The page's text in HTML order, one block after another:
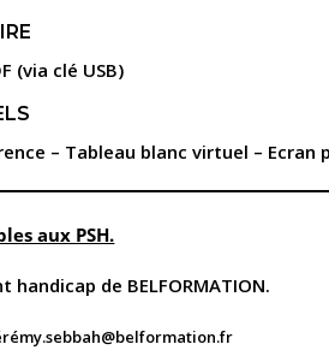
(via clé USB)
– Tableau blanc virtuel –
aux PSH.
de BELFORMATION.